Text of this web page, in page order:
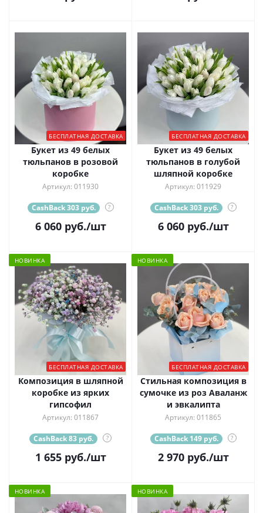
БЕСПЛАТНАЯ ДОСТАВКА
Букет из 49 белых
тюльпанов в розовой
коробке
Артикул: 011930
CashBack 303 руб. ?
6 060руб./шт
БЕСПЛАТНАЯ ДОСТАВКА
Букет из 49 белых
тюльпанов в голубой
шляпной коробке
Артикул: 011929
CashBack 303 руб. ?
6 060руб./шт
НОВИНКА
БЕСПЛАТНАЯ ДОСТАВКА
Композиция в шляпной
коробке из ярких
гипсофил
Артикул: 011867
CashBack 83 руб. ?
1 655руб./шт
НОВИНКА
БЕСПЛАТНАЯ ДОСТАВКА
Стильная композиция в
сумочке из роз Аваланж
и эвкалипта
Артикул: 011865
CashBack 149 руб. ?
2 970руб./шт
НОВИНКА НОВИНКА